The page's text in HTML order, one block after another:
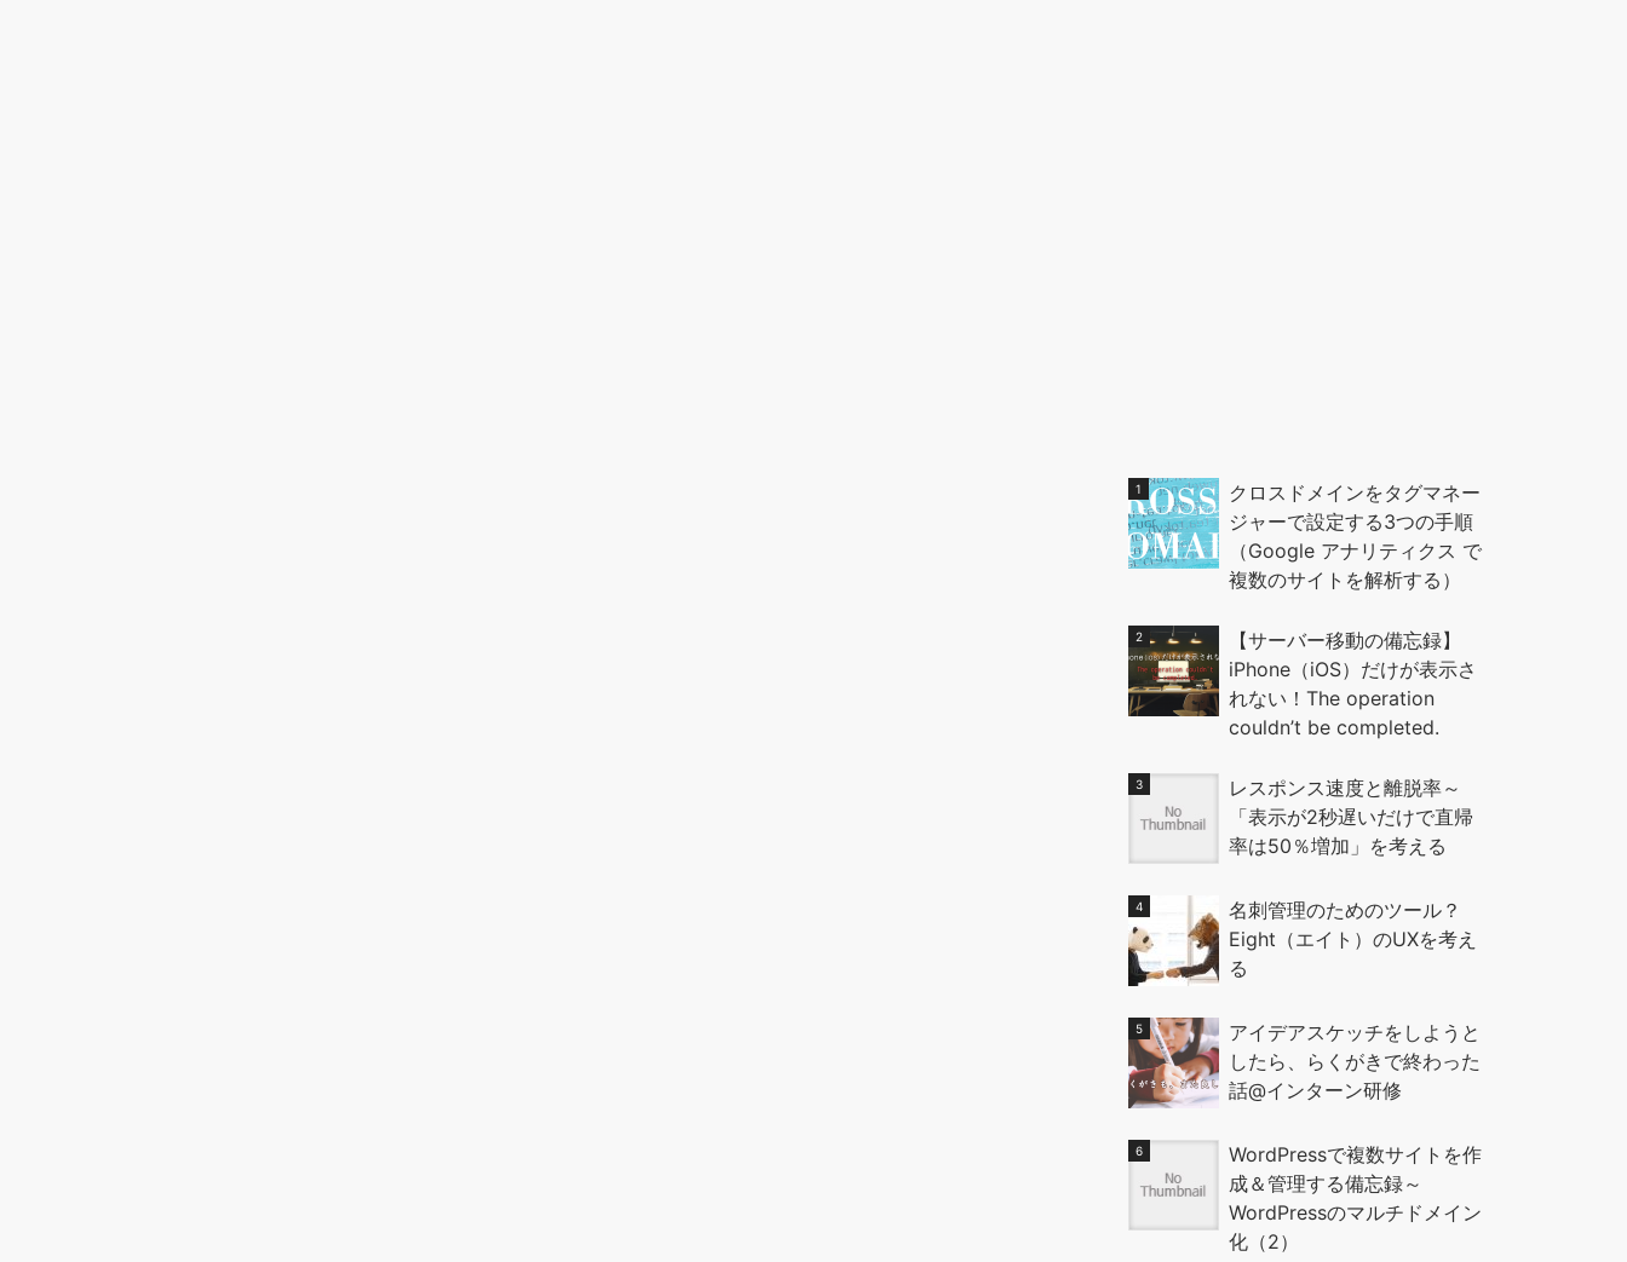
クロスドメインをタグマネー
ジャーで設定する3つの手順
（Google アナリティクス で
複数のサイトを解析する）
【サーバー移動の備忘録】
iPhone（iOS）だけが表示さ
れない！The operation
couldn’t be completed.
レスポンス速度と離脱率～
「表示が2秒遅いだけで直帰
率は50％増加」を考える
名刺管理のためのツール？
Eight（エイト）のUXを考え
る
アイデアスケッチをしようと
したら、らくがきで終わった
話@インターン研修
WordPressで複数サイトを作
成＆管理する備忘録～
WordPressのマルチドメイン
化（2）